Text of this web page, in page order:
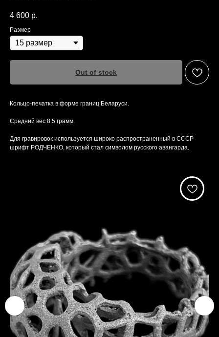
4 600 р.
Размер
Out of stock
Кольцо-печатка в форме границ Беларуси.
Средний вес 8.5 грамм.
Для гравировок используется широко распространенный в СССР
шрифт РОДЧЕНКО, который стал символом русского авангарда.